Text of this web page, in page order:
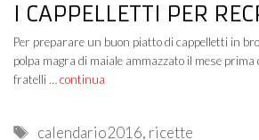
I CAPPELLETTI PER
Per preparare un buon piatto di cappelletti in
polpa magra di maiale ammazzato il mese prima
fratelli …continua
Tags
calendario2016, ricette